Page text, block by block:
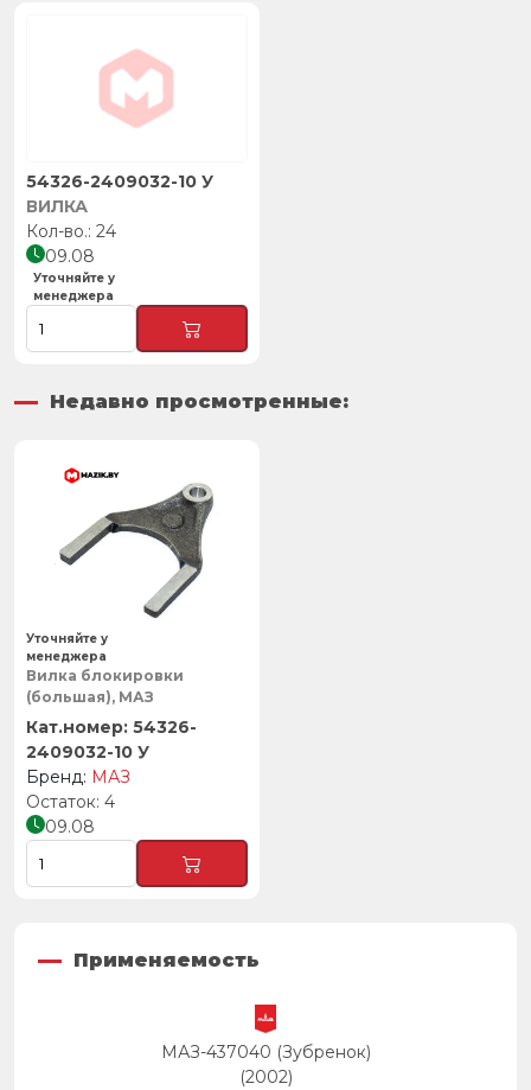
ВИЛКА
54326-2409032-10 У
24
09.08
Уточняйте у
менеджера
Недавно просмотренные:
Вилка блокировки
(большая), МАЗ
54326-
2409032-10 У
МАЗ
4
09.08
Уточняйте у
менеджера
Применяемость
МАЗ-437040 (Зубренок)
(2002)